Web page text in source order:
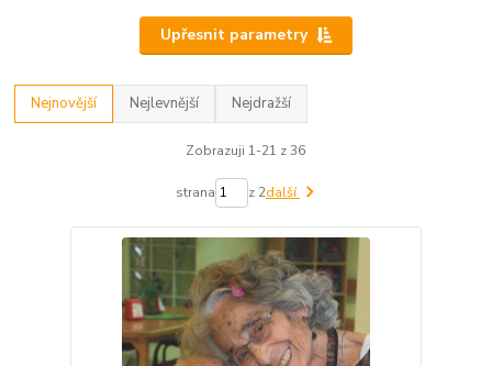
Upřesnit parametry
Nejnovější Nejlevnější Nejdražší
Zobrazuji 1-21 z 36
strana z 2další